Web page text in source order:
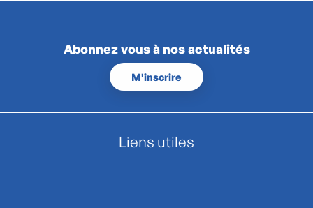
Abonnez vous à nos actualités
M'inscrire
Liens utiles